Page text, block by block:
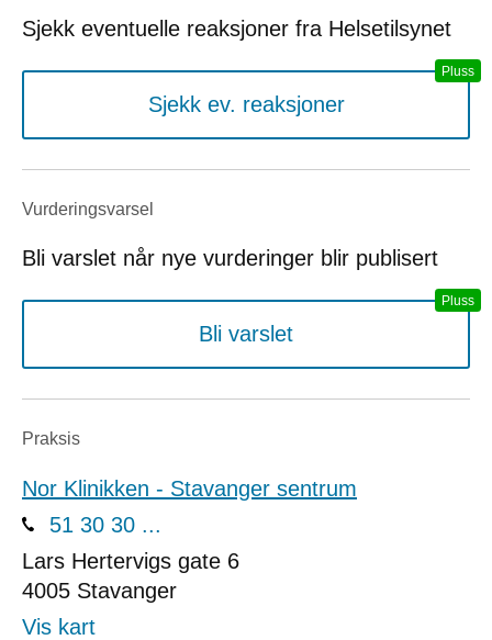
Sjekk eventuelle reaksjoner fra Helsetilsynet
Sjekk ev. reaksjoner
Vurderings­varsel
Bli varslet når nye vurderinger blir publisert
Bli varslet
Praksis
Nor Klinikken - Stavanger sentrum
51 30 30 ...
Lars Hertervigs gate 6
4005 Stavanger
Vis kart